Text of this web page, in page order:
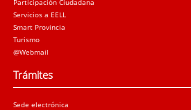
Servicios a EELL
Smart Provincia
Turismo
@Webmail
Trámites
Sede electrónica